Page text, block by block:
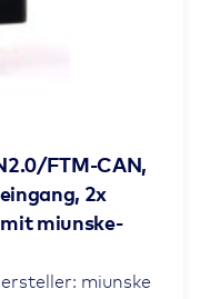
FTM-CAN,
2x
miunske-
miunske